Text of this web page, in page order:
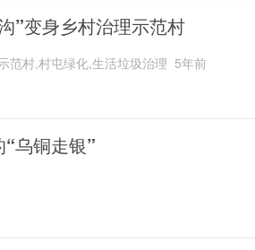
”变身乡村治理示范村
范村,村屯绿化,生活垃圾治理 5年前
乌铜走银”